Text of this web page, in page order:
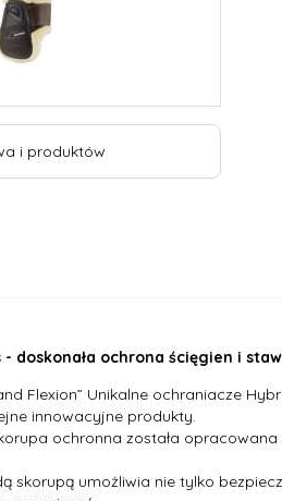
i produktów
doskonała ochrona ścięgien i
Flexion” Unikalne ochraniacze
innowacyjne produkty.
ochronna została
skorupą umożliwia nie tylko